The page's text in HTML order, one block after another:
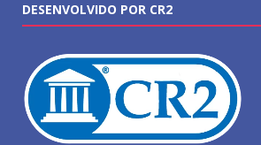
DESENVOLVIDO POR CR2